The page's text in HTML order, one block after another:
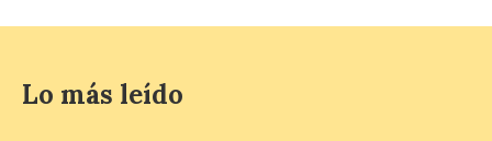
alcalde de Astorga, José
por el organizador de la iniciativa, Isaac
Cancillo Carro. Astorga, 8 de agosto de
Lo más leído